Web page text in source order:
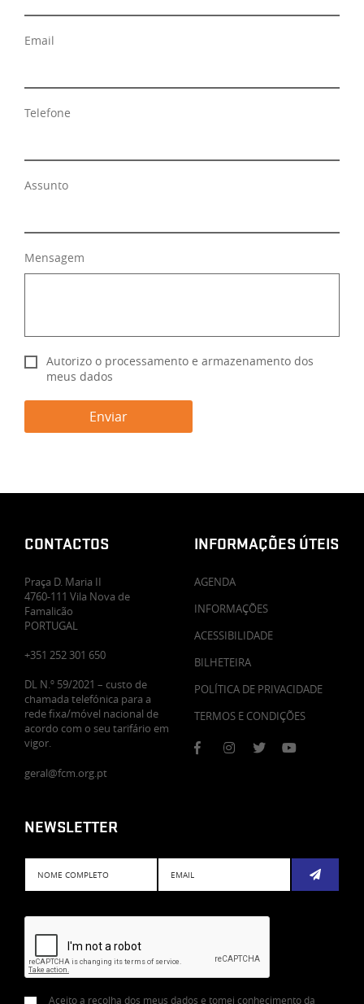
Email
Telefone
Assunto
Mensagem
Autorizo o processamento e armazenamento dos
meus dados
CONTACTOS
Praça D. Maria II
4760-111 Vila Nova de
Famalicão
PORTUGAL
+351 252 301 650
DL N.º 59/2021 – custo de
chamada telefónica para a
rede fixa/móvel nacional de
acordo com o seu tarifário em
vigor.
geral@fcm.org.pt
INFORMAÇÕES ÚTEIS
AGENDA
INFORMAÇÕES
ACESSIBILIDADE
BILHETEIRA
POLÍTICA DE PRIVACIDADE
TERMOS E CONDIÇÕES
NEWSLETTER
Aceito a recolha dos meus dados e tomei conhecimento da